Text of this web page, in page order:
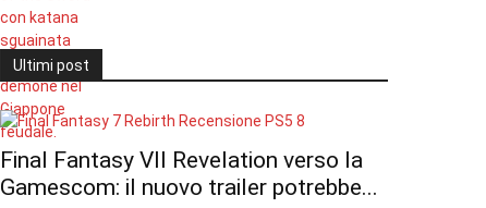
Ultimi post
Final Fantasy VII Revelation verso la
Gamescom: il nuovo trailer potrebbe...